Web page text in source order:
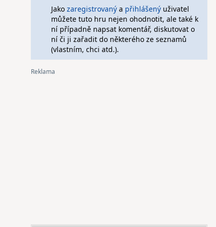
Jako zaregistrovanýa přihlášenýuživatel
můžete tuto hru nejen ohodnotit, ale také k
ní případně napsat komentář, diskutovat o
ní či ji zařadit do některého ze seznamů
(vlastním, chci atd.).